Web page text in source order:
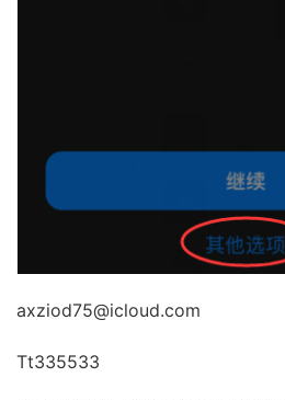
axziod75@icloud.com
Tt335533